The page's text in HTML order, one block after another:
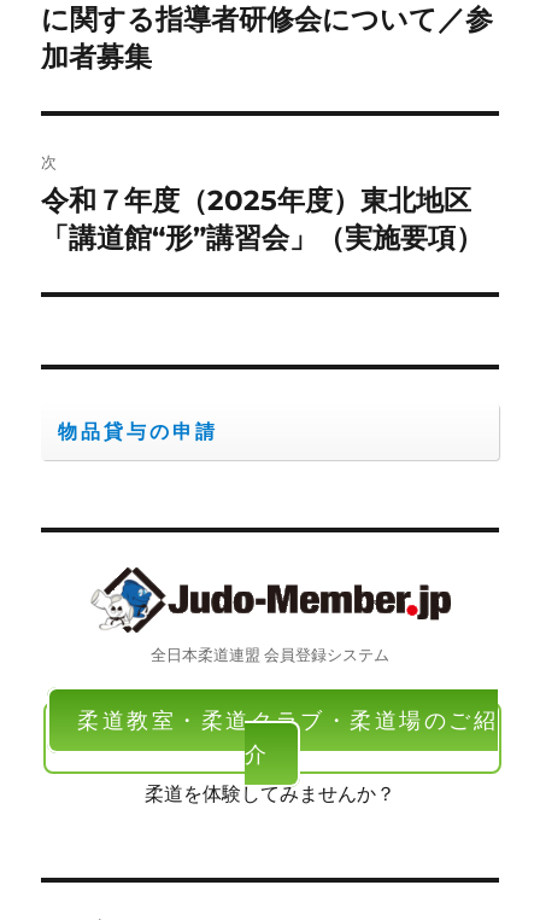
ナ
ビ
ゲ
ー
シ
の
投
に関する指導者研修会について／参
加者募集
次
次
の
稿:
令和７年度（2025年度）東北地区
「講道館“形”講習会」（実施要項）
物品貸与の申請
全日本柔道連盟 会員登録システム
柔道教室・柔道クラブ・柔道場のご紹
介
柔道を体験してみませんか？